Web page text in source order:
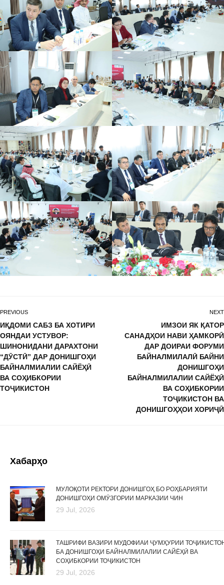
PREVIOUS
ИҚДОМИ САБЗ БА ХОТИРИ
ОЯНДАИ УСТУВОР:
ШИНОНИДАНИ ДАРАХТОНИ
“ДӮСТӢ” ДАР ДОНИШГОҲИ
БАЙНАЛМИАЛИИ САЙЁҲӢ
ВА СОҲИБКОРИИ
ТОҶИКИСТОН
NEXT
ИМЗОИ ЯК ҚАТОР
САНАДҲОИ НАВИ ҲАМКОРӢ
ДАР ДОИРАИ ФОРУМИ
БАЙНАЛМИЛАЛӢ БАЙНИ
ДОНИШГОҲИ
БАЙНАЛМИЛАЛИИ САЙЁҲӢ
ВА СОҲИБКОРИИ
ТОҶИКИСТОН ВА
ДОНИШГОҲҲОИ ХОРИҶӢ
Хабарҳо
МУЛОҚОТИ РЕКТОРИ ДОНИШГОҲ БО РОҲБАРИЯТИ
ДОНИШГОҲИ ОМӮЗГОРИИ МАРКАЗИИ ЧИН
29 Jul, 2026
ТАШРИФИ ВАЗИРИ МУДОФИАИ ҶУМҲУРИИ
БА ДОНИШГОҲИ БАЙНАЛМИЛАЛИИ САЙЁҲӢ ВА
СОҲИБКОРИИ ТОҶИКИСТОН
29 Jul, 2026